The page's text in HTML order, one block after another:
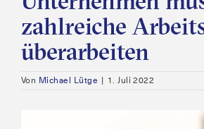
zahlreiche
überarbeiten
Von Michael Lütge | 1. Juli 2022